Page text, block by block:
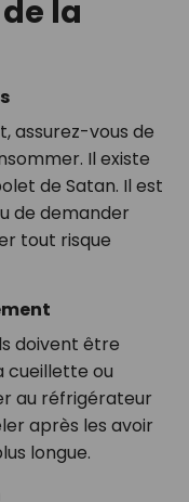
la
assurez-vous de
Il existe
de Satan. Il est
de demander
tout risque
doivent être
cueillette ou
au réfrigérateur
après les avoir
longue.